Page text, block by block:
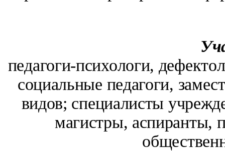
педагоги-психологи,
социальные педагоги,
видов; специалисты
магистры, аспиранты,